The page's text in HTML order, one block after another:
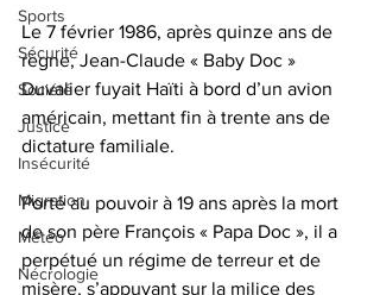
Sports
Sécurité
Société
Justice
Insécurité
Migration
Météo
Nécrologie
Le 7 février 1986, après quinze ans de
règne, Jean-Claude « Baby Doc »
Duvalier fuyait Haïti à bord d’un avion
américain, mettant fin à trente ans de
dictature familiale.
Porté au pouvoir à 19 ans après la mort
de son père François « Papa Doc », il a
perpétué un régime de terreur et de
misère, s’appuyant sur la milice des